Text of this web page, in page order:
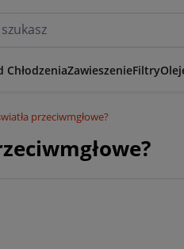
ChłodzeniaZawieszenieFiltry
przeciwmgłowe?